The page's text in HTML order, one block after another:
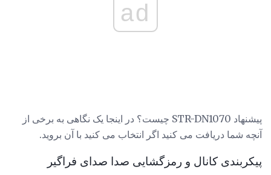
ad
پیشنهاد STR-DN1070 چیست؟ در اینجا یک نگاهی به برخی از
آنچه شما دریافت می کنید اگر انتخاب می کنید با آن بروید.
پیکربندی کانال و رمزگشایی صدا صدای فراگیر